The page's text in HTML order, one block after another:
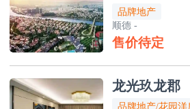
品牌地产
顺德 -
售价待定
龙光玖龙郡
品牌地产/花园洋